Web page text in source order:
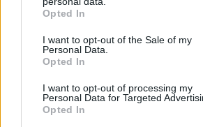
grant or deny consent to Google and its
use your data for below specified
consent section.
Opted In
I want to opt-out of the Sale of my
Personal Data.
Opted In
I want to opt-out of processing my
Personal Data for Targeted
Opted In
H αίσθηση του Κογκρέσου:
-Η Ελλάδα αποτελεί πυλώνα
στην περιοχή της Ανατολικής
Ηνωμένες Πολιτείες θα πρέπει
προσηλωμένες στη στήριξη
της ευημερίας της.